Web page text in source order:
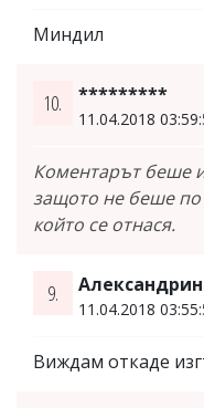
Миндил
10. *********
11.04.2018
Коментарът беше
защото не беше по
който се отнася.
9.
11.04.2018
Виждам откаде